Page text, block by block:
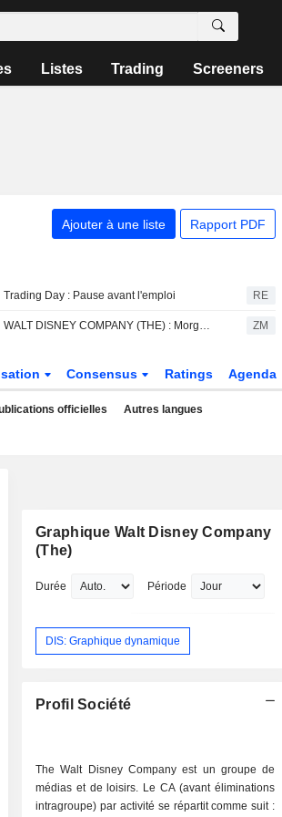
Listes Trading Screeners
Ajouter à une liste Rapport PDF
Trading Day : Pause avant l'emploi RE
WALT DISNEY COMPANY (THE) : Morgan Stanley persiste à l'achat ZM
Consensus Ratings Agenda
officielles Autres langues
Graphique Walt Disney Company
(The)
Durée Période
DIS: Graphique dynamique
Profil Société
The Walt Disney Company est un groupe de
médias et de loisirs. Le CA (avant éliminations
intragroupe) par activité se répartit comme suit :